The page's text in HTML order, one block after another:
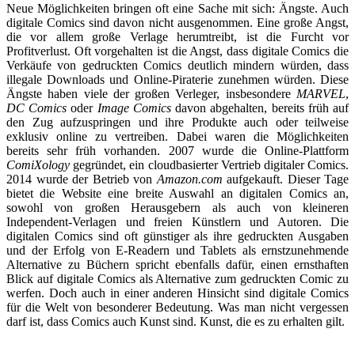
Neue Möglichkeiten bringen oft eine Sache mit sich: Ängste. Auch
digitale Comics sind davon nicht ausgenommen. Eine große Angst,
die vor allem große Verlage herumtreibt, ist die Furcht vor
Profitverlust. Oft vorgehalten ist die Angst, dass digitale Comics die
Verkäufe von gedruckten Comics deutlich mindern würden, dass
illegale Downloads und Online-Piraterie zunehmen würden. Diese
Ängste haben viele der großen Verleger, insbesondere MARVEL,
DC Comics oder Image Comicsdavon abgehalten, bereits früh auf
den Zug aufzuspringen und ihre Produkte auch oder teilweise
exklusiv online zu vertreiben. Dabei waren die Möglichkeiten
bereits sehr früh vorhanden. 2007 wurde die Online-Plattform
ComiXology gegründet, ein cloudbasierter Vertrieb digitaler Comics.
2014 wurde der Betrieb von Amazon.com aufgekauft. Dieser Tage
bietet die Website eine breite Auswahl an digitalen Comics an,
sowohl von großen Herausgebern als auch von kleineren
Independent-Verlagen und freien Künstlern und Autoren. Die
digitalen Comics sind oft günstiger als ihre gedruckten Ausgaben
und der Erfolg von E-Readern und Tablets als ernstzunehmende
Alternative zu Büchern spricht ebenfalls dafür, einen ernsthaften
Blick auf digitale Comics als Alternative zum gedruckten Comic zu
werfen. Doch auch in einer anderen Hinsicht sind digitale Comics
für die Welt von besonderer Bedeutung. Was man nicht vergessen
darf ist, dass Comics auch Kunst sind. Kunst, die es zu erhalten gilt.